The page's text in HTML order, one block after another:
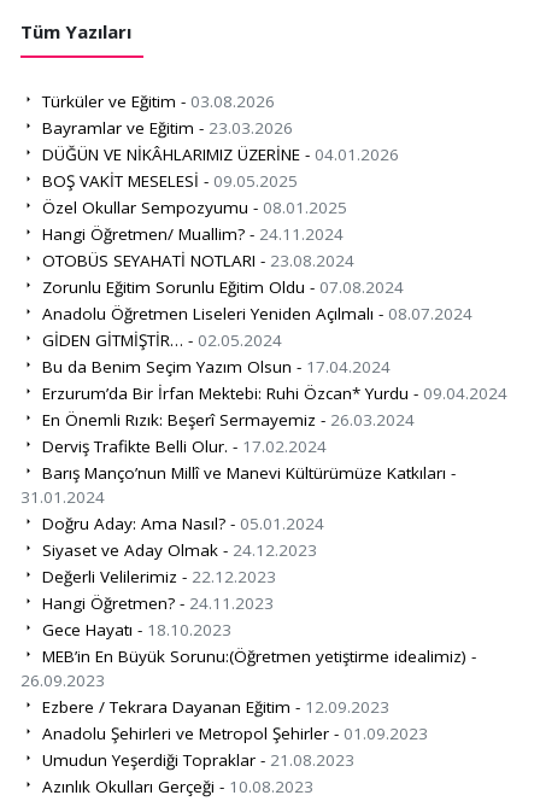
Tüm Yazıları
Türküler ve Eğitim - 03.08.2026
Bayramlar ve Eğitim - 23.03.2026
DÜĞÜN VE NİKÂHLARIMIZ ÜZERİNE - 04.01.2026
BOŞ VAKİT MESELESİ - 09.05.2025
Özel Okullar Sempozyumu - 08.01.2025
Hangi Öğretmen/ Muallim? - 24.11.2024
OTOBÜS SEYAHATİ NOTLARI - 23.08.2024
Zorunlu Eğitim Sorunlu Eğitim Oldu - 07.08.2024
Anadolu Öğretmen Liseleri Yeniden Açılmalı - 08.07.2024
GİDEN GİTMİŞTİR… - 02.05.2024
Bu da Benim Seçim Yazım Olsun - 17.04.2024
Erzurum’da Bir İrfan Mektebi: Ruhi Özcan* Yurdu - 09.04.2024
En Önemli Rızık: Beşerî Sermayemiz - 26.03.2024
Derviş Trafikte Belli Olur. - 17.02.2024
Barış Manço’nun Millî ve Manevi Kültürümüze Katkıları -
31.01.2024
Doğru Aday: Ama Nasıl? - 05.01.2024
Siyaset ve Aday Olmak - 24.12.2023
Değerli Velilerimiz - 22.12.2023
Hangi Öğretmen? - 24.11.2023
Gece Hayatı - 18.10.2023
MEB’in En Büyük Sorunu:(Öğretmen yetiştirme idealimiz) -
26.09.2023
Ezbere / Tekrara Dayanan Eğitim - 12.09.2023
Anadolu Şehirleri ve Metropol Şehirler - 01.09.2023
Umudun Yeşerdiği Topraklar - 21.08.2023
Azınlık Okulları Gerçeği - 10.08.2023